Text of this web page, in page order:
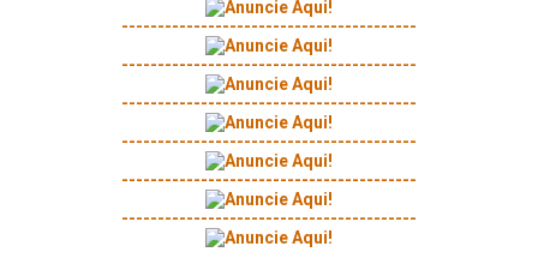
-----------------------------------------
-----------------------------------------
-----------------------------------------
-----------------------------------------
-----------------------------------------
-----------------------------------------